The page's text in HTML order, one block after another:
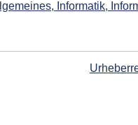
Informatik,